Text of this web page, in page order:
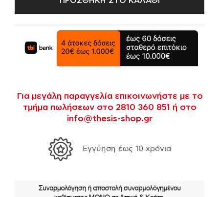
Για μεγάλη παραγγελία επικοινωνήστε με το
τμήμα πωλήσεων στο 2810 360 851 ή στο
info@thesis-shop.gr
Εγγύηση έως 10 χρόνια